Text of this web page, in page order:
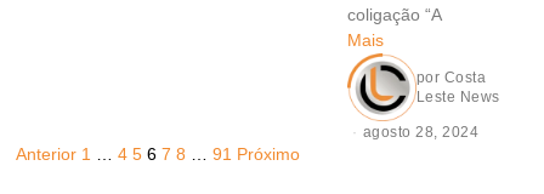
coligação “A
Mais
por Costa
Leste News
agosto 28, 2024
Anterior 1 4 5 6 7 8 91 Próximo